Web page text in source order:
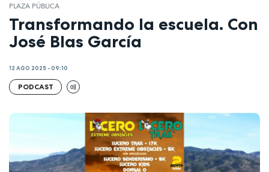
PLAZA PÚBLICA
Transformando la escuela. Con
José Blas García
12 AGO 2025 - 09:10
PODCAST